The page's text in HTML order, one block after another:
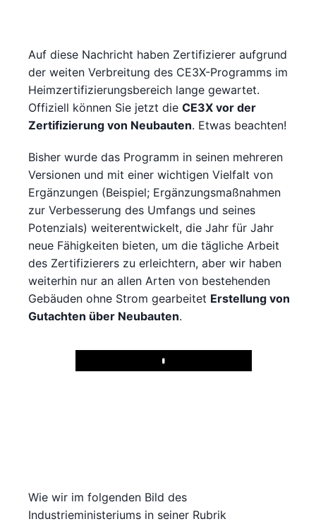
Auf diese Nachricht haben Zertifizierer aufgrund
der weiten Verbreitung des CE3X-Programms im
Heimzertifizierungsbereich lange gewartet.
Offiziell können Sie jetzt die CE3X vor der
Zertifizierung von Neubauten. Etwas beachten!
Bisher wurde das Programm in seinen mehreren
Versionen und mit einer wichtigen Vielfalt von
Ergänzungen (Beispiel; Ergänzungsmaßnahmen
zur Verbesserung des Umfangs und seines
Potenzials) weiterentwickelt, die Jahr für Jahr
neue Fähigkeiten bieten, um die tägliche Arbeit
des Zertifizierers zu erleichtern, aber wir haben
weiterhin nur an allen Arten von bestehenden
Gebäuden ohne Strom gearbeitet Erstellung von
Gutachten über Neubauten.
Play
Wie wir im folgenden Bild des
Industrieministeriums in seiner Rubrik